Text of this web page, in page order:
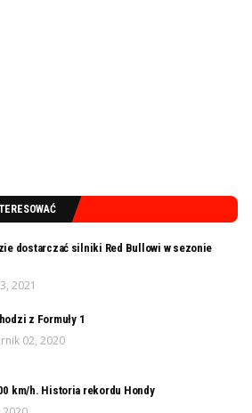
dostarczać silniki Red Bullowi w sezonie
2021
z Formuły 1
02, 2020
km/h. Historia rekordu Hondy